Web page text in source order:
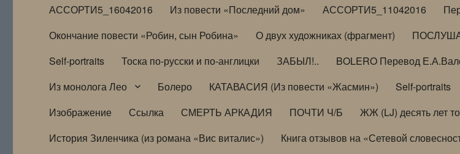
АССОРТИ5_16042016
Из повести «Последний дом» АССОРТИ5_11042016
Окончание повести «Робин, сын Робина»
О двух художниках (фрагмент)
Self-portraits
Тоска по-русски и по-англицки ЗАБЫЛ!.. BOLERO Перевод
Из монолога Лео
Болеро КАТАВАСИЯ (Из повести «Жасмин») Self-portraits
Изображение
Ссылка СМЕРТЬ АРКАДИЯ ПОЧТИ Ч/Б ЖЖ (LJ) десять лет
История Зиленчика (из романа «Вис виталис»)
Книга отзывов на «Сетевой